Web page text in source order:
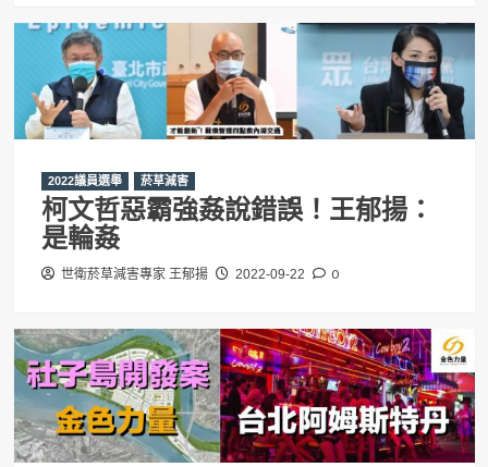
2022議員選舉 菸草減害
柯文哲惡霸強姦說錯誤！王郁揚：
是輪姦
世衛菸草減害專家 王郁揚 2022-09-22 0